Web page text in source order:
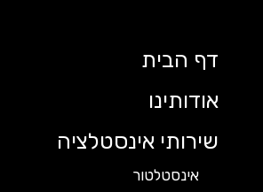
דף הבית
אודותינו
שירותי אינסטלציה
אינסטלטור